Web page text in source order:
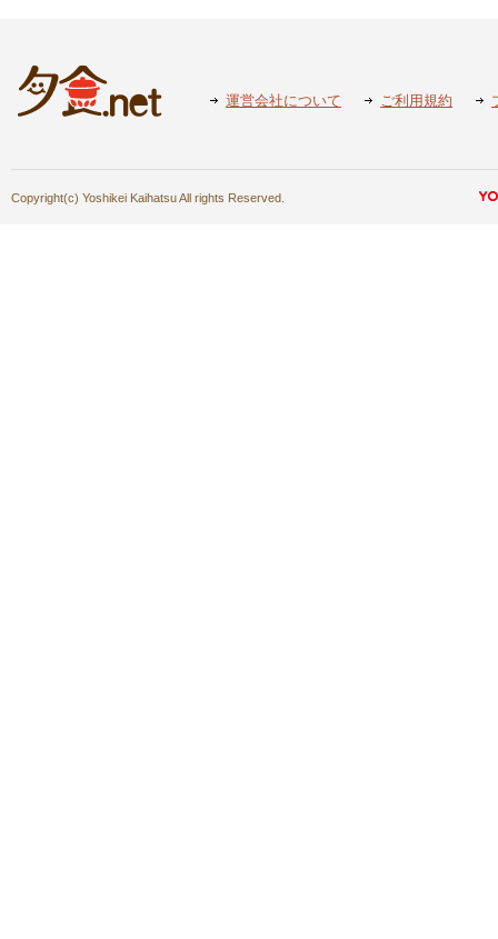
運営会社について ご利用規約
Copyright(c) Yoshikei Kaihatsu All rights Reserved.